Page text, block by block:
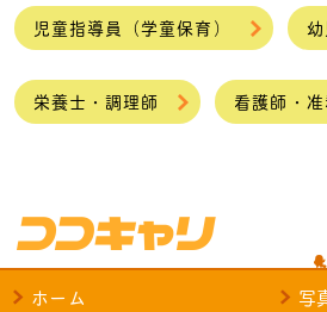
児童指導員（学童保育）
栄養士・調理師 看護師・
ホーム
写